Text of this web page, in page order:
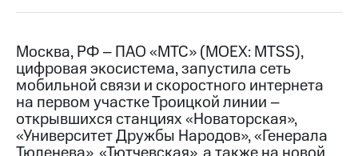
Медиа-центр
Пресс-
релизы
МТС
о технологиях
Москва, РФ – ПАО «МТС» (MOEX: MTSS),
цифровая экосистема, запустила сеть
мобильной связи и скоростного интернета
на первом участке Троицкой линии –
открывшихся станциях «Новаторская»,
«Университет Дружбы Народов», «Генерала